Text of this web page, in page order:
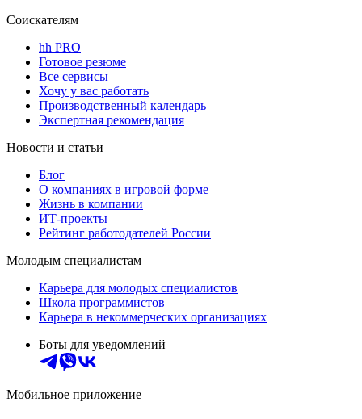
Соискателям
hh PRO
Готовое резюме
Все сервисы
Хочу у вас работать
Производственный календарь
Экспертная рекомендация
Новости и статьи
Блог
О компаниях в игровой форме
Жизнь в компании
ИТ-проекты
Рейтинг работодателей России
Молодым специалистам
Карьера для молодых специалистов
Школа программистов
Карьера в некоммерческих организациях
Боты для уведомлений
Мобильное приложение